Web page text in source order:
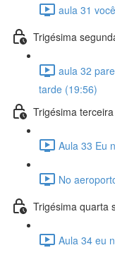
aula 31
Trigésima
aula 32
tarde (19:56)
Trigésima
Aula 33 Eu
No
Trigésima quarta
Aula 34 eu